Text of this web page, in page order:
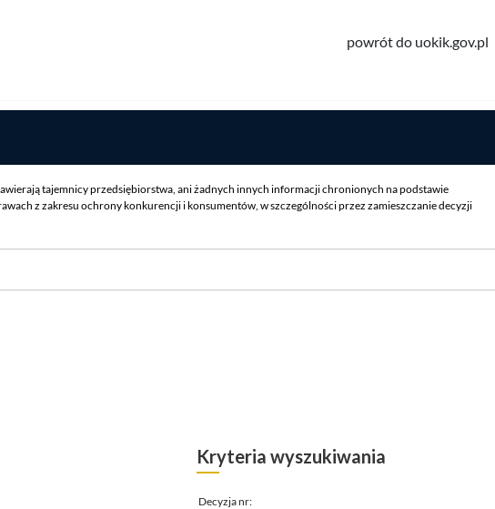
powrót do uokik.gov.pl
tajemnicy przedsiębiorstwa, ani żadnych innych informacji chronionych na podstawie
z zakresu ochrony konkurencji i konsumentów, w szczególności przez zamieszczanie decyzji
Kryteria wyszukiwania
Decyzja nr: